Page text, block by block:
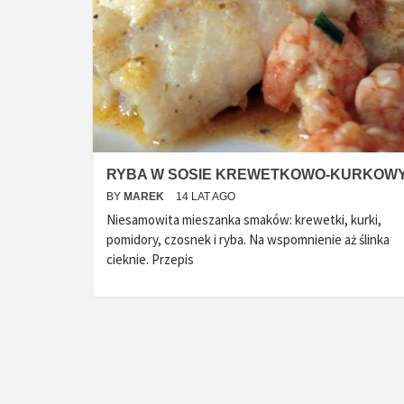
RYBA W SOSIE KREWETKOWO-
BY MAREK 14 LAT AGO
Niesamowita mieszanka smaków: krewetki, kurki,
pomidory, czosnek i ryba. Na wspomnienie aż ślinka
cieknie. Przepis